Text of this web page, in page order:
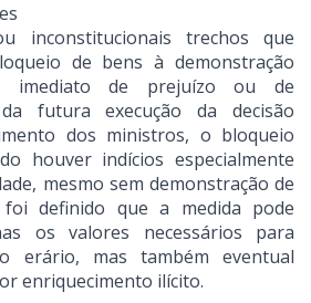
inconstitucionais trechos que
de bens à demonstração
imediato de prejuízo ou de
futura execução da decisão
dos ministros, o bloqueio
houver indícios especialmente
mesmo sem demonstração de
foi definido que a medida pode
os valores necessários para
erário, mas também eventual
enriquecimento ilícito.